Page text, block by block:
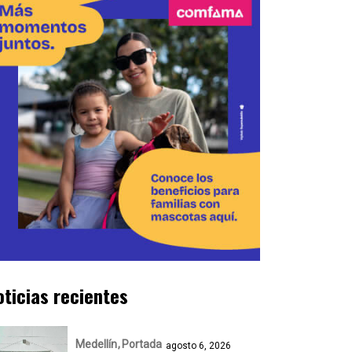
recientes
Medellín Portada agosto 6, 2026